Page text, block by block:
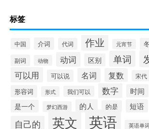
标签
中国 介词 代词 作业 元宵节
副词
动物 动词 区别 单词
可以用 可以说 名词 复数 宋代
形容词
形式 我们可以 数字 时间
是一个 梦幻西游 的人 的是 短语
自己的 英文 英语 英语单词